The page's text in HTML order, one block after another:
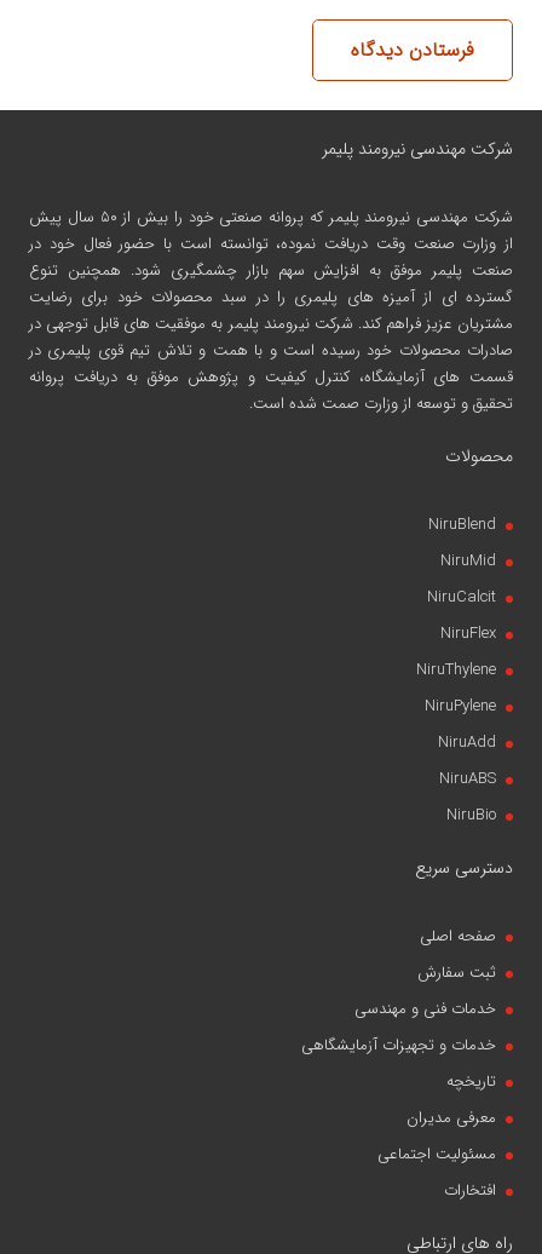
فرستادن دیدگاه
شرکت مهندسی نیرومند پلیمر
شرکت مهندسی نیرومند پلیمر
که پروانه صنعتی خود را بیش از ۵۰ سال پیش
از وزارت صنعت وقت دریافت نموده، توانسته است با حضور فعال خود در
صنعت پلیمر موفق به افزایش سهم بازار چشمگیری شود. همچنین تنوع
گسترده ای از آمیزه های پلیمری را در سبد محصولات خود برای رضایت
مشتریان عزیز فراهم کند. شرکت نیرومند پلیمر به موفقیت های قابل توجهی در
صادرات محصولات خود رسیده است و با همت و تلاش تیم قوی پلیمری در
قسمت های آزمایشگاه، کنترل کیفیت و پژوهش موفق به دریافت پروانه
تحقیق و توسعه از وزارت صمت شده است.
محصولات
NiruBlend
NiruMid
NiruCalcit
NiruFlex
NiruThylene
NiruPylene
NiruAdd
NiruABS
NiruBio
دسترسی سریع
صفحه اصلی
ثبت سفارش
خدمات فنی و مهندسی
خدمات و تجهیزات آزمایشگاهی
تاریخچه
معرفی مدیران
مسئولیت اجتماعی
افتخارات
راه های ارتباطی